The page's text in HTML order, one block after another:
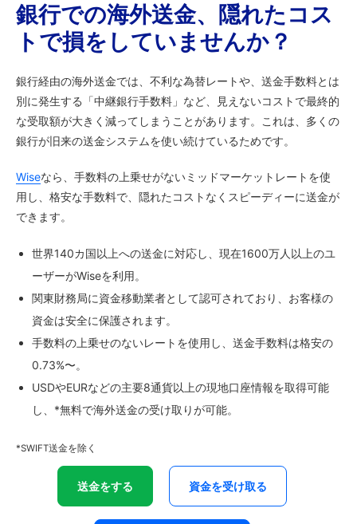
銀行での海外送金、隠れたコス
トで損をしていませんか？
銀行経由の海外送金では、不利な為替レートや、送金手数料とは
別に発生する「中継銀行手数料」など、見えないコストで最終的
な受取額が大きく減ってしまうことがあります。これは、多くの
銀行が旧来の送金システムを使い続けているためです。
Wiseなら、手数料の上乗せがないミッドマーケットレートを使
用し、格安な手数料で、隠れたコストなくスピーディーに送金が
できます。
世界140カ国以上への送金に対応し、現在1600万人以上のユ
ーザーがWiseを利用。
関東財務局に資金移動業者として認可されており、お客様の
資金は安全に保護されます。
手数料の上乗せのないレートを使用し、送金手数料は格安の
0.73%〜。
USDやEURなどの主要8通貨以上の現地口座情報を取得可能
し、*無料で海外送金の受け取りが可能。
*SWIFT送金を除く
送金をする 資金を受け取る